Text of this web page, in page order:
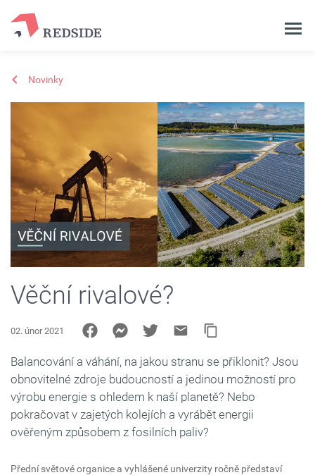
Novinky
Věční rivalové?
02. únor 2021
Balancování a váhání, na jakou stranu se přiklonit? Jsou
obnovitelné zdroje budoucností a jedinou možností pro
výrobu energie s ohledem k naší planetě? Nebo
pokračovat v zajetých kolejích a vyrábět energii
ověřeným způsobem z fosilních paliv?
Přední světové organice a vyhlášené univerzity ročně představí